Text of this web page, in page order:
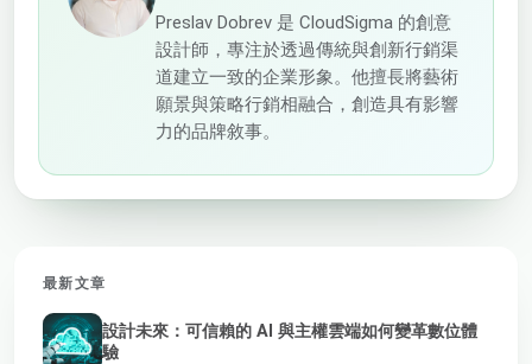
Preslav Dobrev 是 CloudSigma 的創意
設計師，專注於透過傳統與創新行銷渠
道建立一致的企業形象。他擅長將藝術
願景與策略行銷相融合，創造具有影響
力的品牌敘事。
最新文章
設計未來：可信賴的 AI 與主權雲端如何變革數位體
驗